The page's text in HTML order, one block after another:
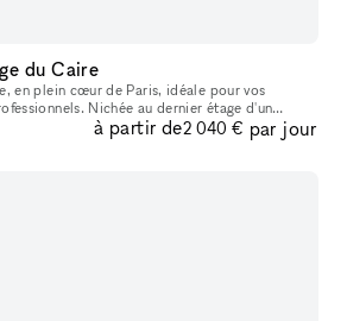
du Caire
en plein cœur de Paris, idéale pour vos
au dernier étage d'un
cette terrasse chaleureuse et végét
à partir de2 040 € par jour